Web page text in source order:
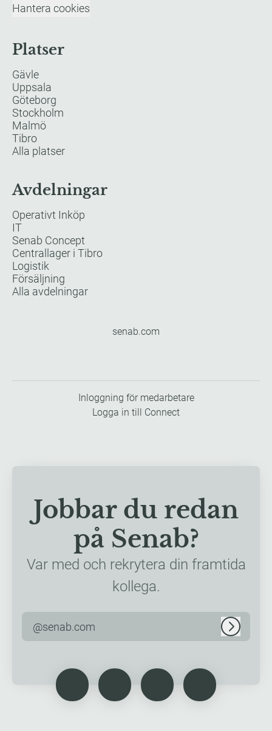
Hantera cookies
Platser
Gävle
Uppsala
Göteborg
Stockholm
Malmö
Tibro
Alla platser
Avdelningar
Operativt Inköp
IT
Senab Concept
Centrallager i Tibro
Logistik
Försäljning
Alla avdelningar
senab.com
Inloggning för medarbetare
Logga in till Connect
Jobbar du redan
på Senab?
Var med och rekrytera din framtida
kollega.
@senab.com Logga in